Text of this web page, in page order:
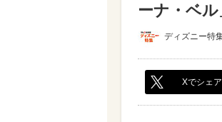
ーナ・ベル
ディズニー特
Xでシェア